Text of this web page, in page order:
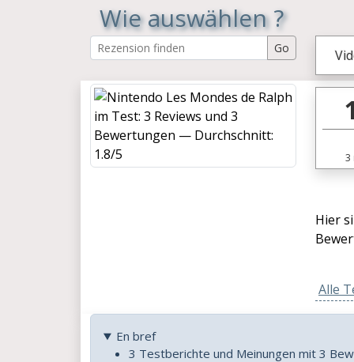
Wie auswählen ?
3
Hier
Alle
En bref
3 Testberichte und Meinungen mit 3